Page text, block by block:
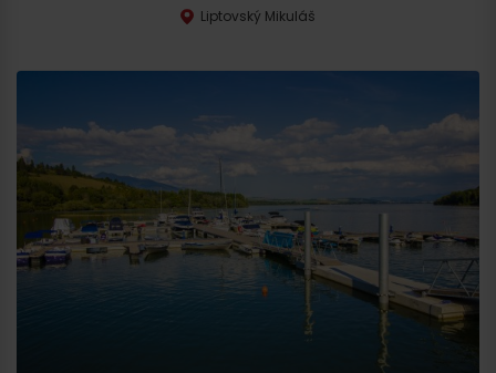
Liptovský Mikuláš